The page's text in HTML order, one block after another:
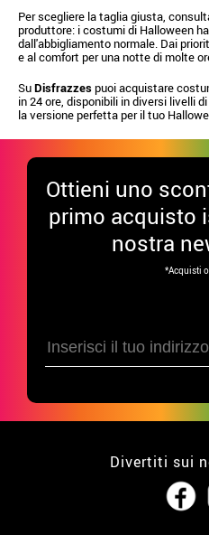
Per scegliere la taglia giusta,
produttore: i costumi di Halloween
dall'abbigliamento normale. Dai
e al comfort per una notte di molte
SuDisfrazzespuoi acquistare
in 24 ore, disponibili in diversi livelli
la versione perfetta per il tuo
Ottieni uno
primo acquisto
nostra
*Acquisti
Divertiti sui